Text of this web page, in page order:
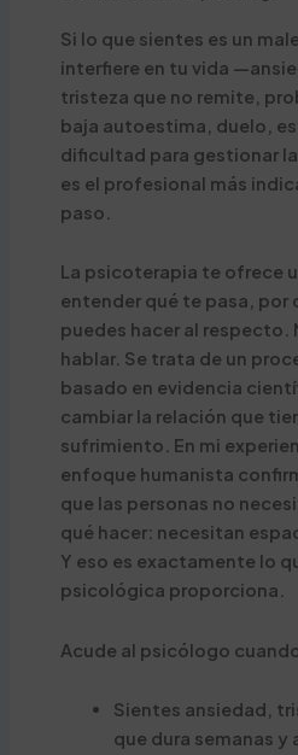
Si lo que sientes es un
interfiere en tu vida
tristeza que no remite,
baja autoestima, duelo,
dificultad para gestionar
es el profesional más
paso.
La psicoterapia te ofrece
entender qué te pasa, por
puedes hacer al respecto.
hablar. Se trata de un
basado en evidencia
cambiar la relación que
sufrimiento. En mi
enfoque humanista
que las personas no
qué hacer: necesitan
Y eso es exactamente lo
psicológica proporciona.
Acude al psicólogo
Sientes ansiedad,
que dura semanas y